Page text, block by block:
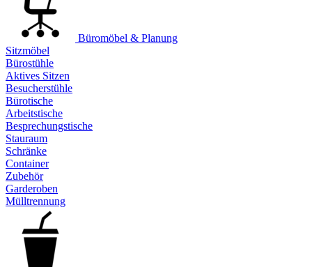
Büromöbel & Planung
Sitzmöbel
Bürostühle
Aktives Sitzen
Besucherstühle
Bürotische
Arbeitstische
Besprechungstische
Stauraum
Schränke
Container
Zubehör
Garderoben
Mülltrennung